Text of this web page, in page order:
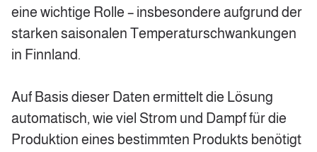
eine wichtige Rolle – insbesondere aufgrund der
starken saisonalen Temperaturschwankungen
in Finnland.
Auf Basis dieser Daten ermittelt die Lösung
automatisch, wie viel Strom und Dampf für die
Produktion eines bestimmten Produkts benötigt